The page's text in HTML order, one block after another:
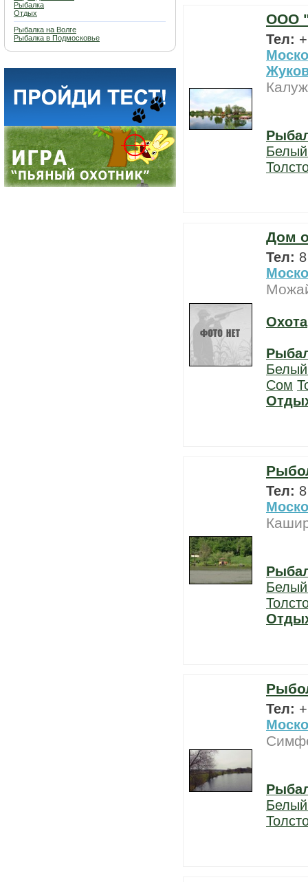
Рыбалка
Отдых
Рыбалка на Волге
Рыбалка в Подмосковье
ООО
Тел:
Дом
Тел:
Охота
Сом
Тел:
Тел: